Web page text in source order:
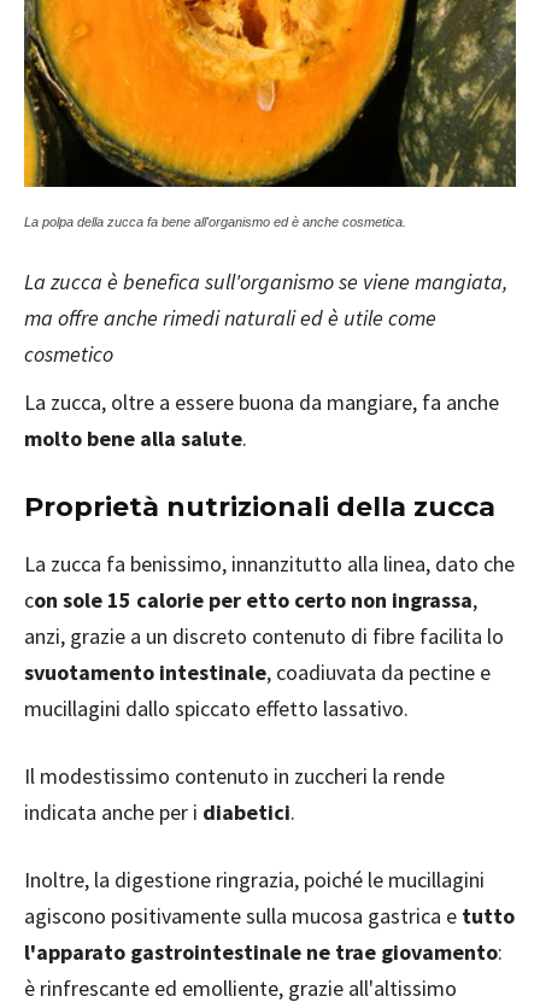
La polpa della zucca fa bene all'organismo ed è anche cosmetica.
La zucca è benefica sull'organismo se viene mangiata,
ma offre anche rimedi naturali ed è utile come
cosmetico
La zucca, oltre a essere buona da mangiare, fa anche
molto bene alla salute.
Proprietà nutrizionali della zucca
La zucca fa benissimo, innanzitutto alla linea, dato che
con sole 15 calorie per etto certo non ingrassa,
anzi, grazie a un discreto contenuto di fibre facilita lo
svuotamento intestinale, coadiuvata da pectine e
mucillagini dallo spiccato effetto lassativo.
Il modestissimo contenuto in zuccheri la rende
indicata anche per i diabetici.
Inoltre, la digestione ringrazia, poiché le mucillagini
agiscono positivamente sulla mucosa gastrica e tutto
l'apparato gastrointestinale ne trae giovamento:
è rinfrescante ed emolliente, grazie all'altissimo